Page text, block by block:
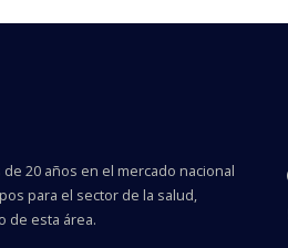
20 años en el mercado nacional
para el sector de la salud,
de esta área.